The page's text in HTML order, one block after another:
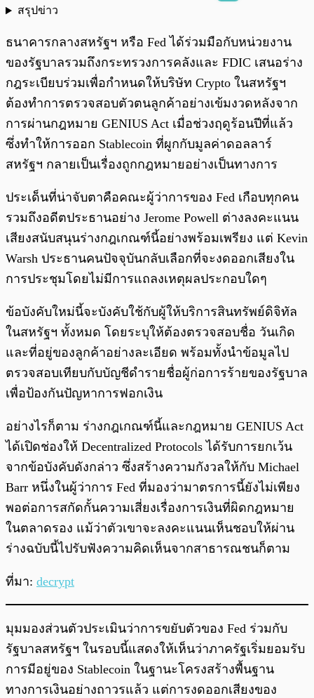
สรุปข่าว
ธนาคารกลางสหรัฐฯ หรือ Fed ได้ร่วมมือกับหน่วยงาน
ของรัฐบาลรวมถึงกระทรวงการคลังและ FDIC เสนอร่าง
กฎระเบียบร่วมเพื่อกำหนดให้บริษัท Crypto ในสหรัฐฯ
ต้องทำการตรวจสอบตัวตนลูกค้าอย่างเข้มงวดหลังจาก
การผ่านกฎหมาย GENIUS Act เมื่อช่วงฤดูร้อนปีที่แล้ว
ซึ่งทำให้การออก Stablecoin ที่ผูกกับมูลค่าดอลลาร์
สหรัฐฯ กลายเป็นเรื่องถูกกฎหมายอย่างเป็นทางการ
ประเด็นที่น่าจับตาคือคณะผู้ว่าการของ Fed เกือบทุกคน
รวมถึงอดีตประธานอย่าง Jerome Powell ต่างลงคะแนน
เสียงสนับสนุนร่างกฎเกณฑ์นี้อย่างพร้อมเพรียง แต่ Kevin
Warsh ประธานคนปัจจุบันกลับเลือกที่จะงดออกเสียงใน
การประชุมโดยไม่มีการแถลงเหตุผลประกอบใดๆ
ข้อบังคับใหม่นี้จะบังคับใช้กับผู้ให้บริการสินทรัพย์ดิจิทัล
ในสหรัฐฯ ทั้งหมด โดยระบุให้ต้องตรวจสอบชื่อ วันเกิด
และที่อยู่ของลูกค้าอย่างละเอียด พร้อมทั้งนำข้อมูลไป
ตรวจสอบเทียบกับบัญชีดำรายชื่อผู้ก่อการร้ายของรัฐบาล
เพื่อป้องกันปัญหาการฟอกเงิน
อย่างไรก็ตาม ร่างกฎเกณฑ์นี้และกฎหมาย GENIUS Act
ได้เปิดช่องให้ Decentralized Protocols ได้รับการยกเว้น
จากข้อบังคับดังกล่าว ซึ่งสร้างความกังวลให้กับ Michael
Barr หนึ่งในผู้ว่าการ Fed ที่มองว่ามาตรการนี้ยังไม่เพียง
พอต่อการสกัดกั้นความเสี่ยงเรื่องการเงินที่ผิดกฎหมาย
ในตลาดรอง แม้ว่าตัวเขาจะลงคะแนนเห็นชอบให้ผ่าน
ร่างฉบับนี้ไปรับฟังความคิดเห็นจากสาธารณชนก็ตาม
ที่มา: decrypt
มุมมองส่วนตัวประเมินว่าการขยับตัวของ Fed ร่วมกับ
รัฐบาลสหรัฐฯ ในรอบนี้แสดงให้เห็นว่าภาครัฐเริ่มยอมรับ
การมีอยู่ของ Stablecoin ในฐานะโครงสร้างพื้นฐาน
ทางการเงินอย่างถาวรแล้ว แต่การงดออกเสียงของ